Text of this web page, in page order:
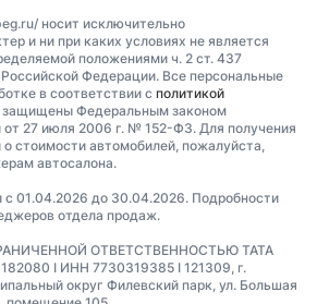
носит исключительно
и ни при каких условиях не является
положениями ч. 2 ст. 437
Федерации. Все персональные
в соответствии с политикой
защищены Федеральным законом
27 июля 2006 г. № 152-ФЗ. Для получения
стоимости автомобилей, пожалуйста,
автосалона.
с 01.04.2026 до 30.04.2026. Подробности
отдела продаж.
ОТВЕТСТВЕННОСТЬЮ ТАТА
I ИНН 7730319385 I 121309, г.
округ Филевский парк, ул. Большая